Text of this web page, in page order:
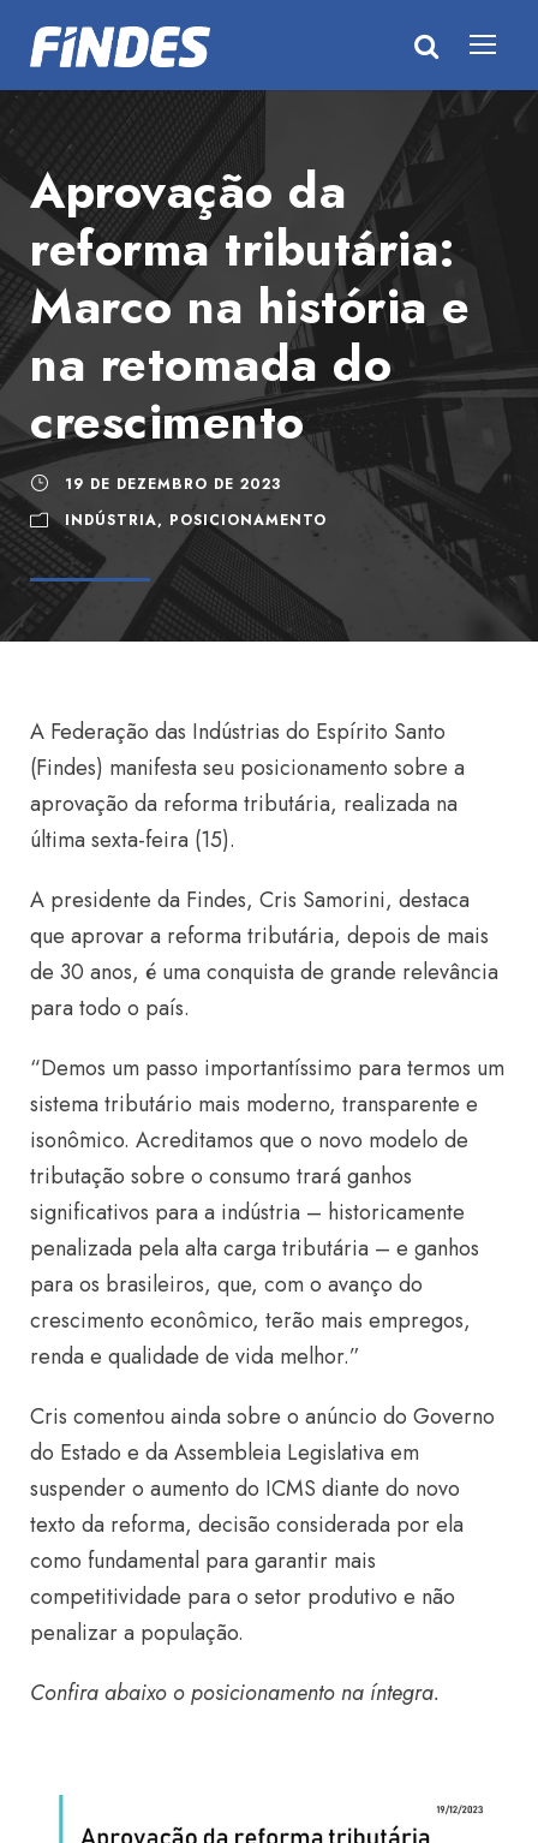
Aprovação da
reforma tributária:
Marco na história e
na retomada do
crescimento
19 DE DEZEMBRO DE 2023
INDÚSTRIA, POSICIONAMENTO
A Federação das Indústrias do Espírito Santo
(Findes) manifesta seu posicionamento sobre a
aprovação da reforma tributária, realizada na
última sexta-feira (15).
A presidente da Findes, Cris Samorini, destaca
que aprovar a reforma tributária, depois de mais
de 30 anos, é uma conquista de grande relevância
para todo o país.
“Demos um passo importantíssimo para termos um
sistema tributário mais moderno, transparente e
isonômico. Acreditamos que o novo modelo de
tributação sobre o consumo trará ganhos
significativos para a indústria – historicamente
penalizada pela alta carga tributária – e ganhos
para os brasileiros, que, com o avanço do
crescimento econômico, terão mais empregos,
renda e qualidade de vida melhor.​”
Cris comentou ainda sobre o anúncio do Governo
do Estado e da Assembleia Legislativa em
suspender o aumento do ICMS diante do novo
texto da reforma, decisão considerada por ela
como fundamental para garantir mais
competitividade para o setor produtivo e não
penalizar a população.
Confira abaixo o posicionamento na íntegra.